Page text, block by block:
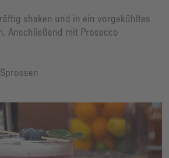
shaken und in ein vorgekühltes
Anschließend mit Prosecco